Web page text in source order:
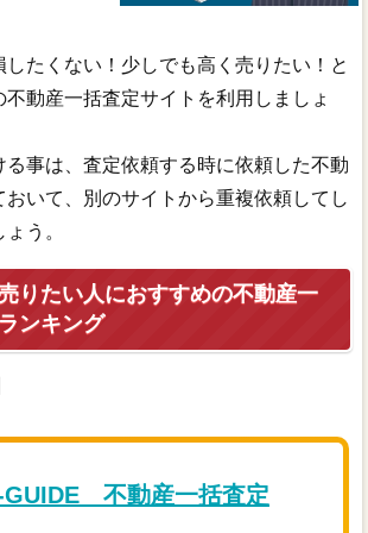
たくない！少しでも高く売りたい！と
動産一括査定サイトを利用しましょ
る事は、査定依頼する時に依頼した不動
おいて、別のサイトから重複依頼してし
う。
りたい人におすすめの不動産一
ンキング
GUIDE 不動産一括査定